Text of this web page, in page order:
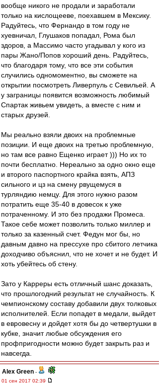
вообще никого не продали и заработали
только на кислощееве, поехавшем в Мексику.
Радуйтесь, что Фернандо в том году не
хуевничал, Глушаков попадал, Рома был
здоров, а Массимо часто угадывал у кого из
пары Жано/Попов хороший день. Радуйтесь,
что благодаря тому, что все эти события
случились одномоментно, вы сможете на
открытии посмотреть Ливерпуль с Севильей. А
у заграницы появится возможность любимый
Спартак живьем увидеть, а вместе с ним и
старых друзей.
Мы реально взяли двоих на проблемные
позиции. И еще двоих на третью проблемную,
но там все равно Ещенко играет ))) Но их то
почти бесплатно. Нереально за одно окно еще
и второго паспортного крайка взять, АПЗ
сильного и цз на смену рвущемуся в
турляндию немцу. Для этого нужно разом
потратить еще 35-40 в довесок к уже
потраченному. И это без продажи Промеса.
Такое себе может позволить только миллер и
только за казенный счет. Федун мог бы, но
давным давно на прессухе про сбитого летчика
доходчиво объяснил, что не хочет и не будет. И
хоть убейтесь об стену.
Зато у Карреры есть отличный шанс доказать,
что прошлогодний результат не случайность. К
чемпионскому составу добавили двух толковых
исполнителей. Если попадет в медали, выйдет
в евровесну и дойдет хотя бы до четвертушки в
кубке, значит любые обсуждения его
профпригодности можно будет закрыть раз и
навсегда.
Alex Green -
01 сен 2017 02:39